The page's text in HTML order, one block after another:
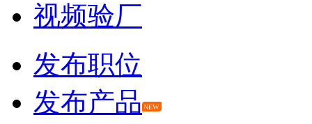
视频验厂
发布职位
发布产品 NEW